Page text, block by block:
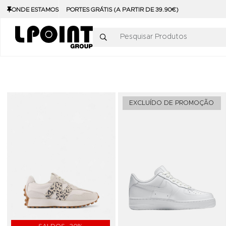
ONDE ESTAMOS PORTES GRÁTIS (A PARTIR DE 39.90€)
Pesquisar Produtos
Adicionar aos Favoritos
EXCLUÍDO DE PROMOÇÃO